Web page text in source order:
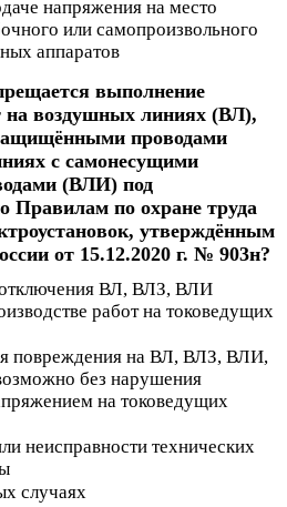
напряжения на место
или самопроизвольного
аппаратов
выполнение
на воздушных линиях (ВЛ),
проводами
с самонесущими
(ВЛИ) под
Правилам по охране труда
утверждённым
от 15.12.2020 г. № 903н?
ВЛ, ВЛЗ, ВЛИ
работ на токоведущих
повреждения на ВЛ, ВЛЗ, ВЛИ,
без нарушения
на токоведущих
неисправности технических
случаях